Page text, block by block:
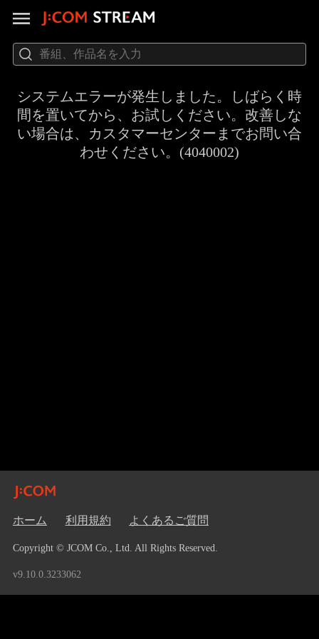
システムエラーが発生しました。しばらく時
間を置いてから、お試しください。改善しな
い場合は、カスタマーセンターまでお問い合
わせください。(4040002)
ホーム 利用規約 よくあるご質問
Copyright © JCOM Co., Ltd. All Rights Reserved.
v9.10.0.3233062